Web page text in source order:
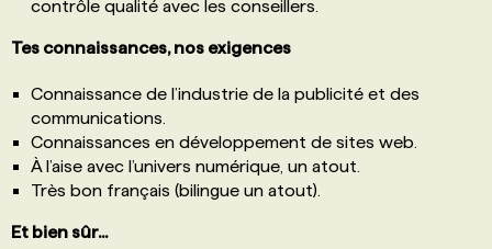
contrôle qualité avec les conseillers.
Tes connaissances, nos exigences
Connaissance de l’industrie de la publicité et des
communications.
Connaissances en développement de sites web.
À l’aise avec l’univers numérique, un atout.
Très bon français (bilingue un atout).
Et bien sûr...